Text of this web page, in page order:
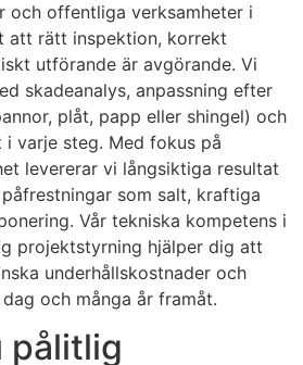
och offentliga verksamheter i
att rätt inspektion, korrekt
utförande är avgörande. Vi
skadeanalys, anpassning efter
plåt, papp eller shingel) och
varje steg. Med fokus på
levererar vi långsiktiga resultat
som salt, kraftiga
Vår tekniska kompetens i
projektstyrning hjälper dig att
underhållskostnader och
och många år framåt.
pålitlig